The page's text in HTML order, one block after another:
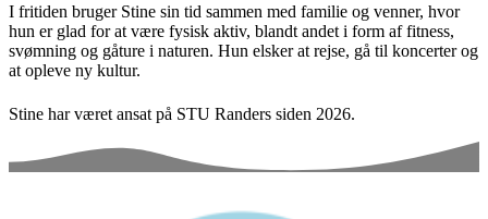
I fritiden bruger Stine sin tid sammen med familie og venner, hvor
hun er glad for at være fysisk aktiv, blandt andet i form af fitness,
svømning og gåture i naturen. Hun elsker at rejse, gå til koncerter og
at opleve ny kultur.
Stine har været ansat på STU Randers siden 2026.